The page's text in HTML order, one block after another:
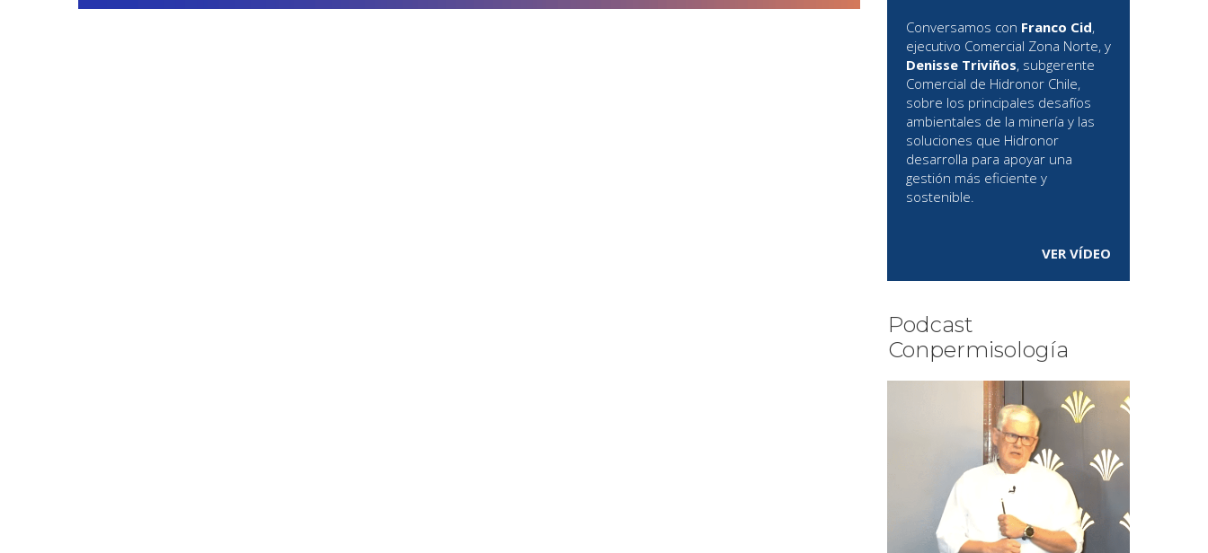
Conversamos con Franco Cid,
ejecutivo Comercial Zona Norte, y
Denisse Triviños, subgerente
Comercial de Hidronor Chile,
sobre los principales desafíos
ambientales de la minería y las
soluciones que Hidronor
desarrolla para apoyar una
gestión más eficiente y
sostenible.
VER VÍDEO
Podcast
Conpermisología